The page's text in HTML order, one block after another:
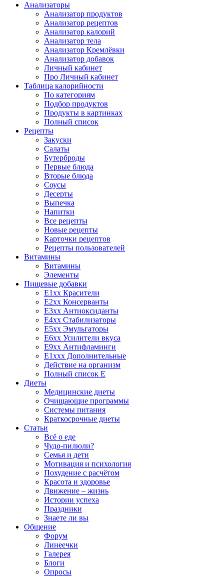
Анализаторы
Анализатор продуктов
Анализатор рецептов
Анализатор калорий
Анализатор тела
Анализатор Кремлёвки
Анализатор добавок
Личный кабинет
Про Личный кабинет
Таблица калорийности
По категориям
Подбор продуктов
Продукты в картинках
Полный список
Рецепты
Закуски
Салаты
Бутерброды
Первые блюда
Вторые блюда
Соусы
Десерты
Выпечка
Напитки
Все рецепты
Новые рецепты
Карточки рецептов
Рецепты пользователей
Витамины
Витамины
Элементы
Пищевые добавки
E1xx Красители
E2xx Консерванты
E3xx Антиоксиданты
E4xx Стабилизаторы
E5xx Эмульгаторы
E6xx Усилители вкуса
E9xx Антифламинги
E1xxx Дополнительные
Действие на организм
Полный список E
Диеты
Медицинские диеты
Очищающие программы
Системы питания
Краткосрочные диеты
Статьи
Всё о еде
Чудо-пилюли?
Семья и дети
Мотивация и психология
Похудение с расчётом
Красота и здоровье
Движение – жизнь
Истории успеха
Праздники
Знаете ли вы
Общение
Форум
Линеечки
Галерея
Блоги
Опросы